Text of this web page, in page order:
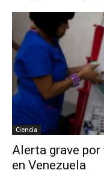
Ciencia
Alerta grave
en Venezuela